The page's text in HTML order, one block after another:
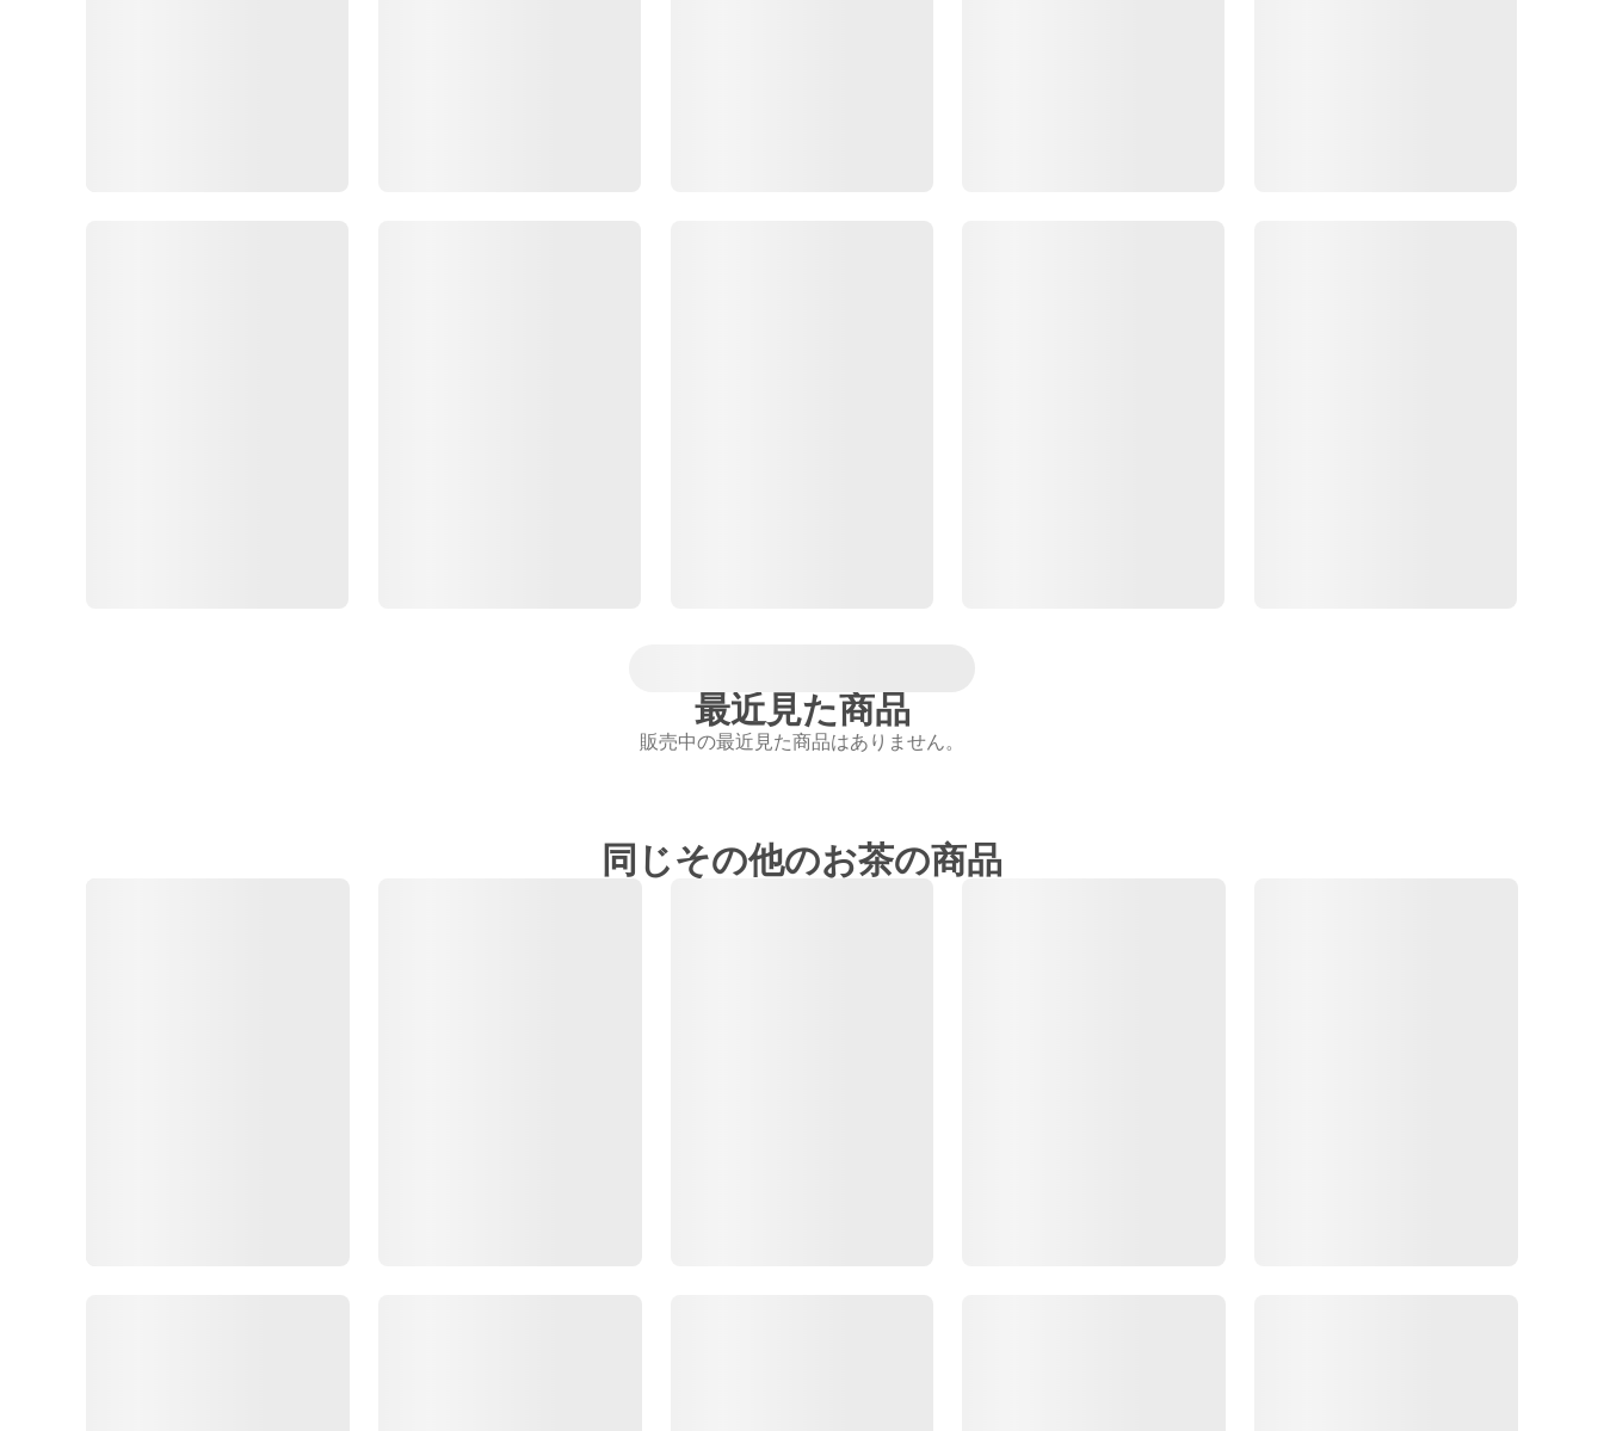
最近見た商品
販売中の最近見た商品はありません。
同じその他のお茶の商品